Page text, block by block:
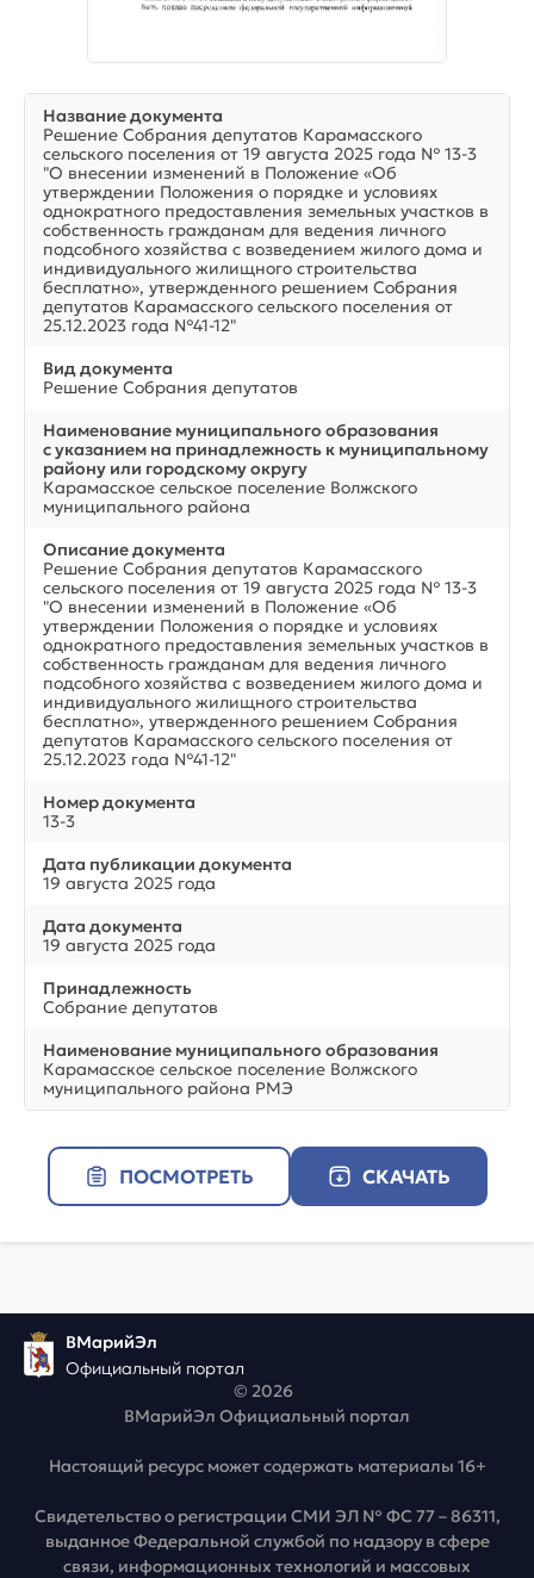
Название документа
Решение Собрания депутатов Карамасского
сельского поселения от 19 августа 2025 года № 13-3
"О внесении изменений в Положение «Об
утверждении Положения о порядке и условиях
однократного предоставления земельных участков в
собственность гражданам для ведения личного
подсобного хозяйства с возведением жилого дома и
индивидуального жилищного строительства
бесплатно», утвержденного решением Собрания
депутатов Карамасского сельского поселения от
25.12.2023 года №41-12"
Вид документа
Решение Собрания депутатов
Наименование муниципального образования
с указанием на принадлежность к муниципальному
району или городскому округу
Карамасское сельское поселение Волжского
муниципального района
Описание документа
Решение Собрания депутатов Карамасского
сельского поселения от 19 августа 2025 года № 13-3
"О внесении изменений в Положение «Об
утверждении Положения о порядке и условиях
однократного предоставления земельных участков в
собственность гражданам для ведения личного
подсобного хозяйства с возведением жилого дома и
индивидуального жилищного строительства
бесплатно», утвержденного решением Собрания
депутатов Карамасского сельского поселения от
25.12.2023 года №41-12"
Номер документа
13-3
Дата публикации документа
19 августа 2025 года
Дата документа
19 августа 2025 года
Принадлежность
Собрание депутатов
Наименование муниципального образования
Карамасское сельское поселение Волжского
муниципального района РМЭ
ПОСМОТРЕТЬ СКАЧАТЬ
ВМарийЭл
Официальный портал
© 2026
ВМарийЭл Официальный портал
Настоящий ресурс может содержать материалы 16+
Свидетельство о регистрации СМИ ЭЛ № ФС 77 – 86311,
выданное Федеральной службой по надзору в сфере
связи, информационных технологий и массовых